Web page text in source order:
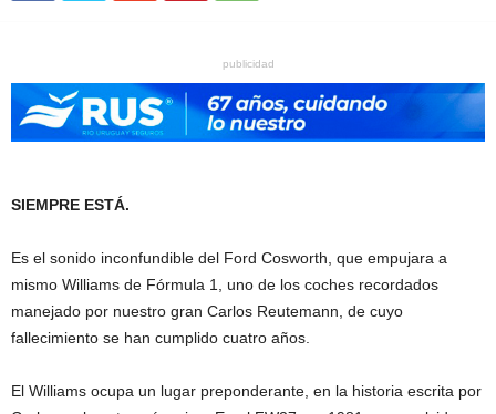
publicidad
SIEMPRE ESTÁ.
Es el sonido inconfundible del Ford Cosworth, que empujara a
mismo Williams de Fórmula 1, uno de los coches recordados
manejado por nuestro gran Carlos Reutemann, de cuyo
fallecimiento se han cumplido cuatro años.
El Williams ocupa un lugar preponderante, en la historia escrita por